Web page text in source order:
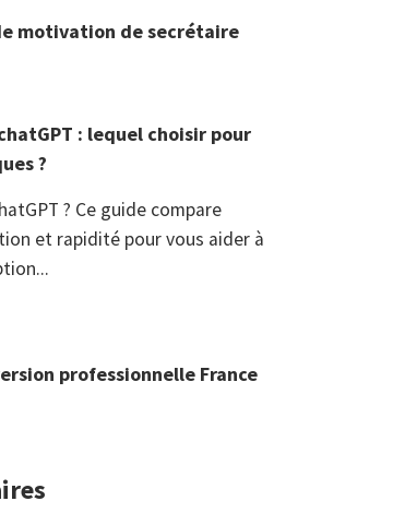
motivation de secrétaire
: lequel choisir pour
?
? Ce guide compare
et rapidité pour vous aider à
professionnelle France